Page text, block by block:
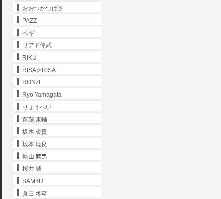
おおつかつばさ
PAZZ
ペギ
リアド偉武
RIKU
RISA☆RISA
RONZI
Ryo Yamagata
りょうへい
齋藤 康輔
坂木 優貴
坂本 暁良
﨑山 龍男
桜井 誠
SAMBU
眞田 将至